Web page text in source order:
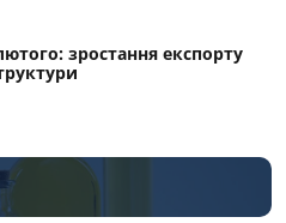
зростання експорту